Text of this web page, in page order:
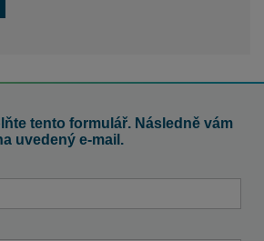
tento formulář. Následně vám
uvedený e-mail.